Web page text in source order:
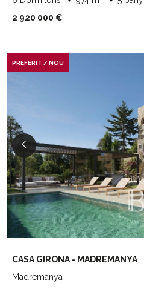
2 920 000 €
PREFERIT / NOU
CASA GIRONA - MADREMANYA
Madremanya